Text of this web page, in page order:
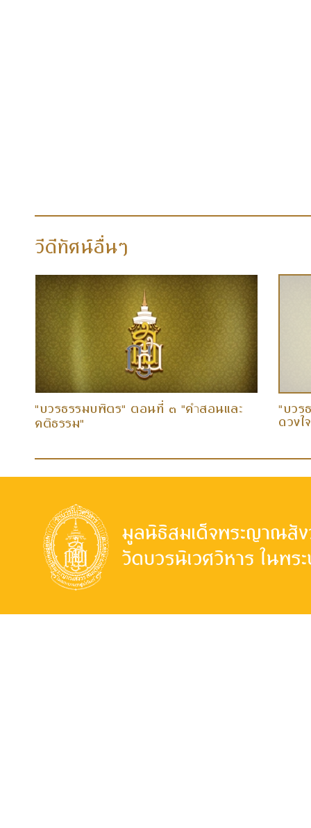
วีดีทัศน์อื่นๆ
"บวรธรรมบพิตร" ตอนที่ ๓ "คำสอนและ
คติธรรม"
"บวร
ดวงใ